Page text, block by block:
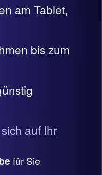
am Tablet,
bis zum
auf Ihr
für Sie